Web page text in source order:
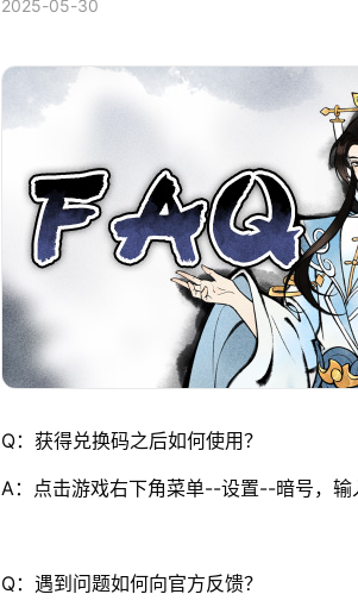
2025-05-30
Q：获得兑换码之后如何使用？
A：点击游戏右下角菜单--设置--暗号，输
Q：遇到问题如何向官方反馈？